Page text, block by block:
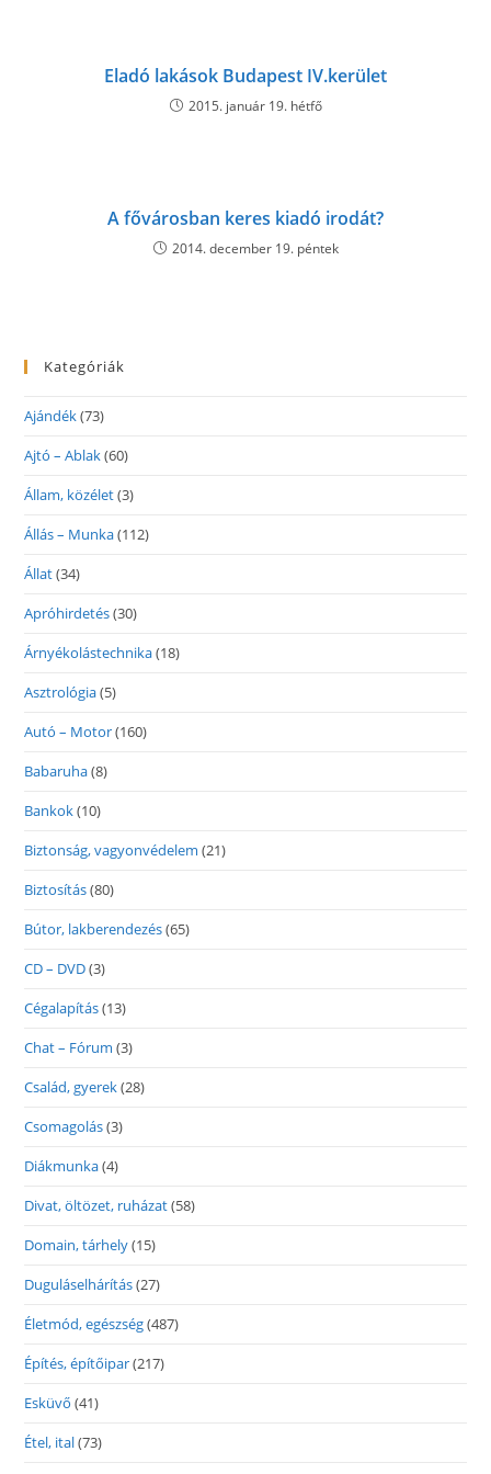
Eladó lakások Budapest IV.kerület
2015. január 19. hétfő
A fővárosban keres kiadó irodát?
2014. december 19. péntek
Kategóriák
Ajándék(73)
Ajtó – Ablak(60)
Állam, közélet(3)
Állás – Munka(112)
Állat(34)
Apróhirdetés(30)
Árnyékolástechnika(18)
Asztrológia(5)
Autó – Motor(160)
Babaruha(8)
Bankok(10)
Biztonság, vagyonvédelem (21)
Biztosítás(80)
Bútor, lakberendezés(65)
CD – DVD(3)
Cégalapítás(13)
Chat – Fórum (3)
Család, gyerek(28)
Csomagolás(3)
Diákmunka(4)
Divat, öltözet, ruházat(58)
Domain, tárhely(15)
Duguláselhárítás(27)
Életmód, egészség(487)
Építés, építőipar(217)
Esküvő (41)
Étel, ital(73)